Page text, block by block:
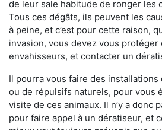
de leur sale habitude de ronger les
Tous ces dégâts, ils peuvent les
à peine, et c’est pour cette raison,
invasion, vous devez vous protéger
envahisseurs, et contacter un
Il pourra vous faire des installations
ou de répulsifs naturels, pour vous
visite de ces animaux. Il n’y a donc
pour faire appel à un dératiseur, et